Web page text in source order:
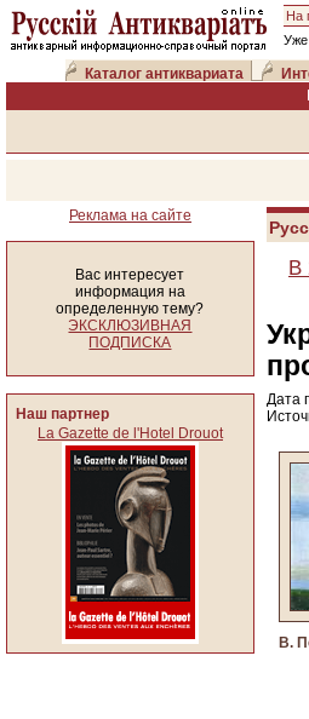
На
Уже
Каталог антиквариата
Реклама на сайте
Вас интересует
информация на
определенную тему?
ЭКСКЛЮЗИВНАЯ
ПОДПИСКА
Наш партнер
La Gazette de l'Hotel Drouot
В
Дата
В.